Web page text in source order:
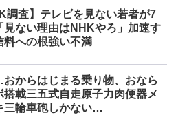
調査】テレビを見ない若者が7
見ない理由はNHKやろ」加速す
料への根強い不満
からはじまる乗り物、おなら
搭載三五式自走原子力肉便器メ
三輪車砲しかない…